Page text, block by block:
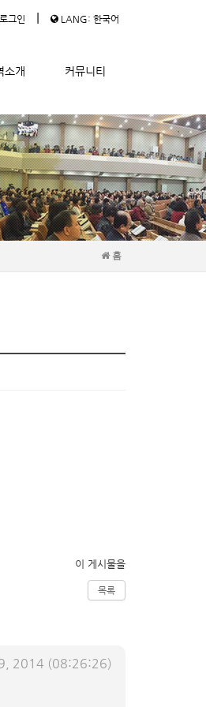
로그인 | LANG: 한국어
소개 커뮤니티
홈
이 게시물을
목록
2014 (08:26:26)